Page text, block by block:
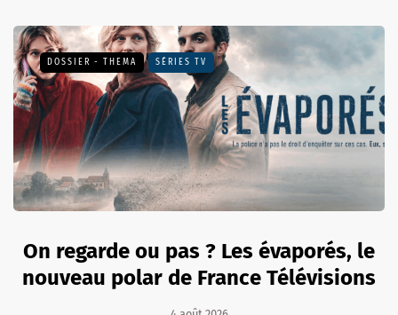
DOSSIER - THEMA SÉRIES TV
On regarde ou pas ? Les évaporés, le
nouveau polar de France Télévisions